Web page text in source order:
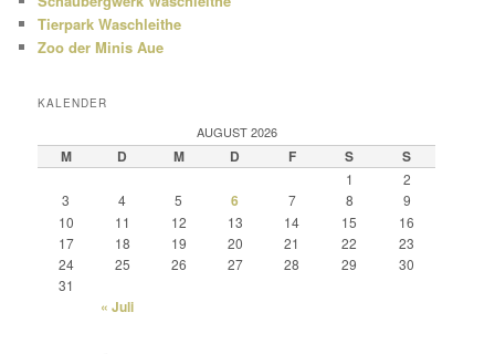
Tierpark Waschleithe
Zoo der Minis Aue
KALENDER
AUGUST 2026
M D M D F S S
1
2
3
4 5 6 7 8
9
10
11 12 13 14 15
16
17
18 19 20 21 22
23
24
25 26 27 28 29
30
31
« Juli